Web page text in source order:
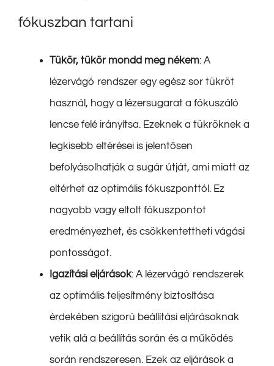
fókuszban tartani
Tükör, tükör mondd meg nékem: A
lézervágó rendszer egy egész sor tükröt
használ, hogy a lézersugarat a fókuszáló
lencse felé irányítsa. Ezeknek a tükröknek a
legkisebb eltérései is jelentősen
befolyásolhatják a sugár útját, ami miatt az
eltérhet az optimális fókuszponttól. Ez
nagyobb vagy eltolt fókuszpontot
eredményezhet, és csökkentettheti vágási
pontosságot.
Igazítási eljárások: A lézervágó rendszerek
az optimális teljesítmény biztosítása
érdekében szigorú beállítási eljárásoknak
vetik alá a beállítás során és a működés
során rendszeresen. Ezek az eljárások a